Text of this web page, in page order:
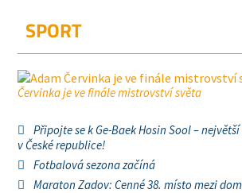
SPORT
Červinka je ve finále mistrovství světa
Připojte se k Ge-Baek Hosin Sool –
v České republice!
Fotbalová sezona začíná
Maraton Zadov: Cenné 38. místo mezi